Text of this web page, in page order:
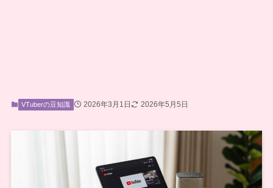
VTuberの豆知識 2026年3月1日 2026年5月5日